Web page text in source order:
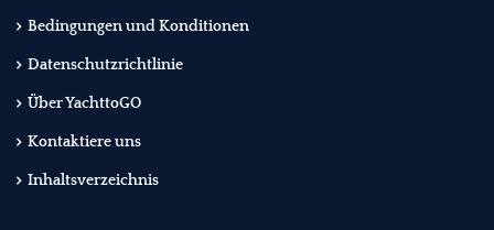
Bedingungen und Konditionen
Datenschutzrichtlinie
Über YachttoGO
Kontaktiere uns
Inhaltsverzeichnis